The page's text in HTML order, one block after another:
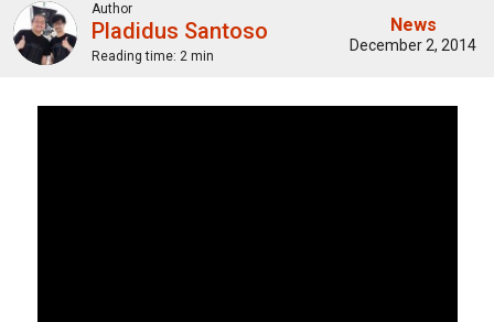
Author
Pladidus Santoso
Reading time: 2 min
News
December 2, 2014